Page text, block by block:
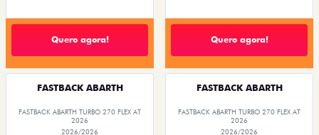
Quero agora! Quero agora!
FASTBACK ABARTH
FASTBACK ABARTH TURBO 270 FLEX AT
2026
2026/2026
FASTBACK ABARTH
FASTBACK ABARTH TURBO 270 FLEX AT
2026
2026/2026